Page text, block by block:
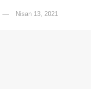
Nisan 13, 2021